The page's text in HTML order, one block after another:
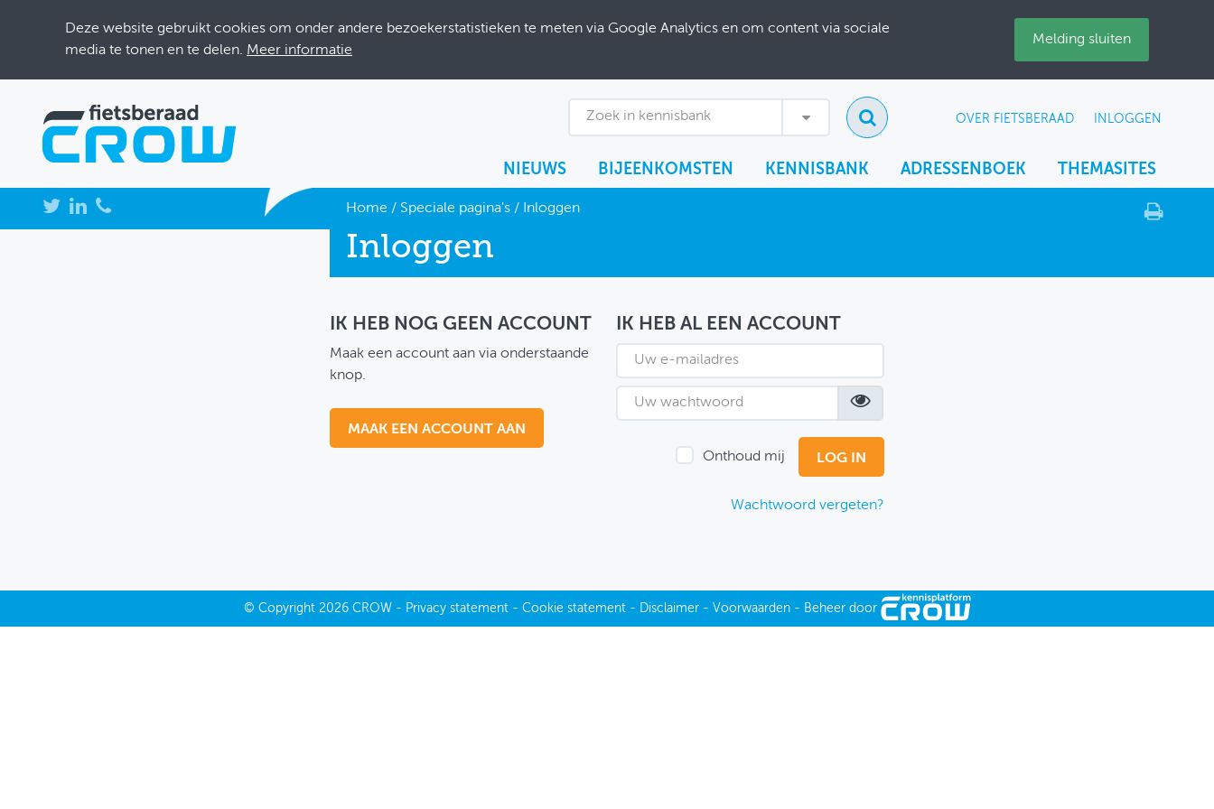
Deze website gebruikt cookies om onder andere bezoekerstatistieken te meten via Google Analytics en om content via sociale
media te tonen en te delen. Meer informatie
Melding sluiten
Zoek in kennisbank OVER FIETSBERAAD INLOGGEN
NIEUWS BIJEENKOMSTEN KENNISBANK ADRESSENBOEK THEMASITES
NIEUWS Home / Speciale pagina's/ Inloggen
Inloggen
IK HEB NOG GEEN ACCOUNT
Maak een account aan via onderstaande
knop.
MAAK EEN ACCOUNT AAN
IK HEB AL EEN ACCOUNT
Onthoud mij
Wachtwoord vergeten?
© Copyright2026 CROW - Privacy statement- Cookie statement- Disclaimer- Voorwaarden - Beheer door